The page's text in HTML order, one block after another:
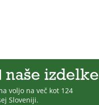
naše izdelke
voljo na več kot 124
Sloveniji.